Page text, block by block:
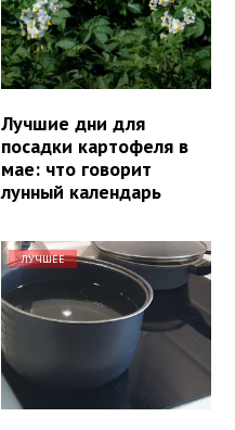
Лучшие дни для
посадки картофеля в
мае: что говорит
лунный календарь
ЛУЧШЕЕ